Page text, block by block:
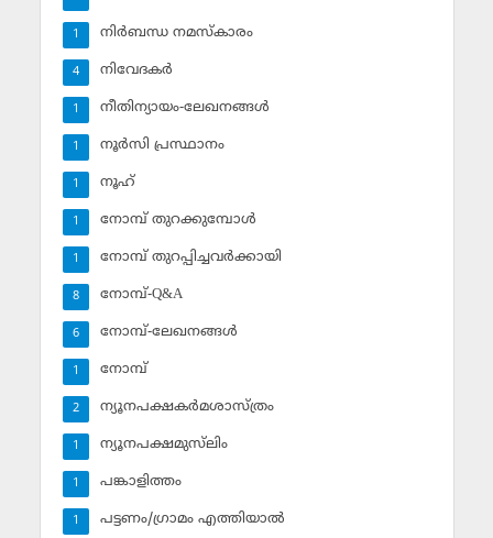
നിര്‍ബന്ധ നമസ്‌കാരം
1
നിവേദകര്‍
4
നീതിന്യായം-ലേഖനങ്ങള്‍
1
നൂര്‍സി പ്രസ്ഥാനം
1
നൂഹ്‌
1
നോമ്പ് തുറക്കുമ്പോള്‍
1
നോമ്പ് തുറപ്പിച്ചവര്‍ക്കായി
1
നോമ്പ്-Q&A
8
നോമ്പ്-ലേഖനങ്ങള്‍
6
നോമ്പ്‌
1
ന്യൂനപക്ഷകര്‍മശാസ്ത്രം
2
ന്യൂനപക്ഷമുസ്‌ലിം
1
പങ്കാളിത്തം
1
പട്ടണം/ഗ്രാമം എത്തിയാല്‍
1